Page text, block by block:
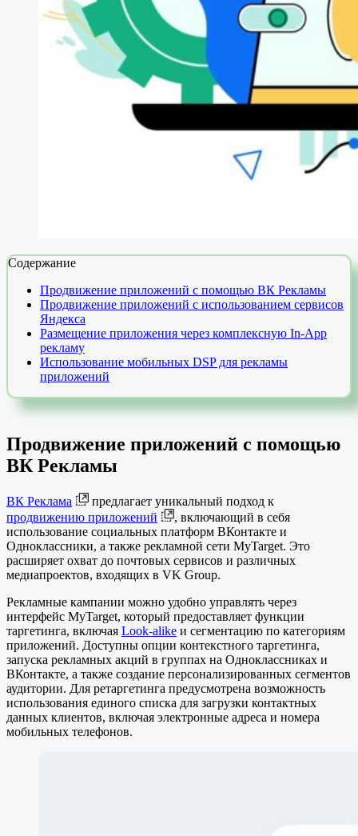
Содержание
Продвижение приложений с помощью ВК Рекламы
Продвижение приложений с использованием сервисов
Яндекса
Размещение приложения через комплексную In-App
рекламу
Использование мобильных DSP для рекламы
приложений
Продвижение приложений с помощью
ВК Рекламы
ВК Реклама
предлагает уникальный подход к
продвижению приложений
, включающий в себя
использование социальных платформ ВКонтакте и
Одноклассники, а также рекламной сети MyTarget. Это
расширяет охват до почтовых сервисов и различных
медиапроектов, входящих в VK Group.
Рекламные кампании можно удобно управлять через
интерфейс MyTarget, который предоставляет функции
таргетинга, включая Look-alike и сегментацию по категориям
приложений. Доступны опции контекстного таргетинга,
запуска рекламных акций в группах на Одноклассниках и
ВКонтакте, а также создание персонализированных сегментов
аудитории. Для ретаргетинга предусмотрена возможность
использования единого списка для загрузки контактных
данных клиентов, включая электронные адреса и номера
мобильных телефонов.